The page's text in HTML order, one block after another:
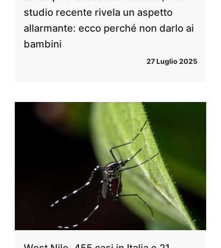
studio recente rivela un aspetto
allarmante: ecco perché non darlo ai
bambini
27 Luglio 2025